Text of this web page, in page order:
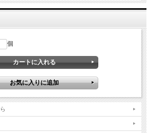
個